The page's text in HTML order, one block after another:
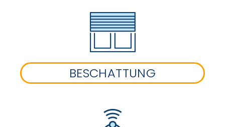
BESCHATTUNG